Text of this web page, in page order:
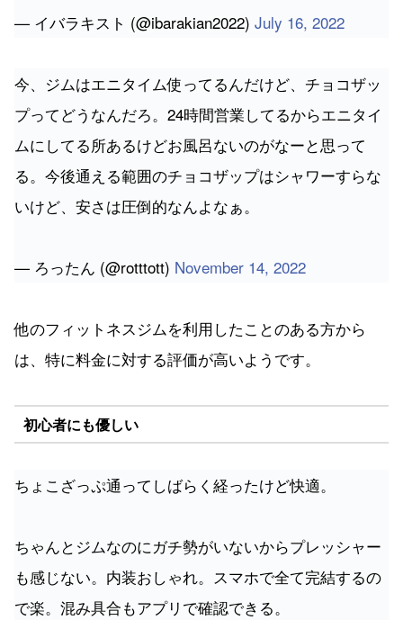
— イバラキスト (@ibarakian2022) July 16, 2022
今、ジムはエニタイム使ってるんだけど、チョコザッ
プってどうなんだろ。24時間営業してるからエニタイ
ムにしてる所あるけどお風呂ないのがなーと思って
る。今後通える範囲のチョコザップはシャワーすらな
いけど、安さは圧倒的なんよなぁ。
— ろったん (@rotttott) November 14, 2022
他のフィットネスジムを利用したことのある方から
は、特に料金に対する評価が高いようです。
初心者にも優しい
ちょこざっぷ通ってしばらく経ったけど快適。
ちゃんとジムなのにガチ勢がいないからプレッシャー
も感じない。内装おしゃれ。スマホで全て完結するの
で楽。混み具合もアプリで確認できる。